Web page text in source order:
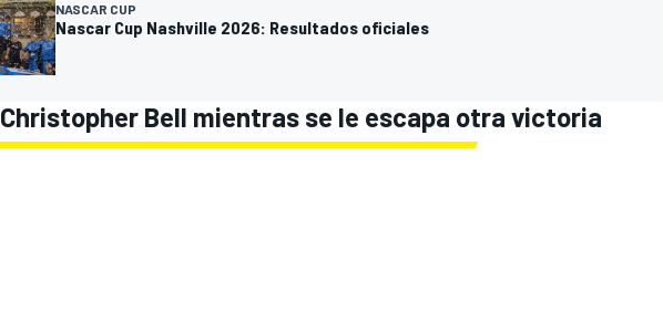
NASCAR CUP
Nascar Cup Nashville 2026: Resultados oficiales
Christopher Bell mientras se le escapa otra victoria